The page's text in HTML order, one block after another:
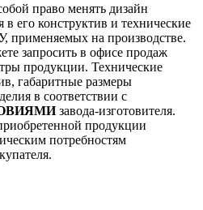
право менять дизайн
в его конструктив и технические
применяемых на производстве.
запросить в офисе продаж
продукции. Технические
габаритные размеры
в соответствии с
завода-изготовителя.
продукции
потребностям